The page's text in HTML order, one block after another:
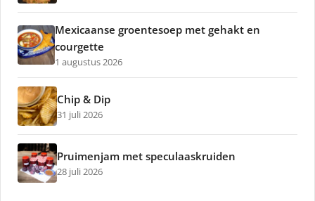
Mexicaanse groentesoep met gehakt en
courgette
1 augustus 2026
Chip & Dip
31 juli 2026
Pruimenjam met speculaaskruiden
28 juli 2026